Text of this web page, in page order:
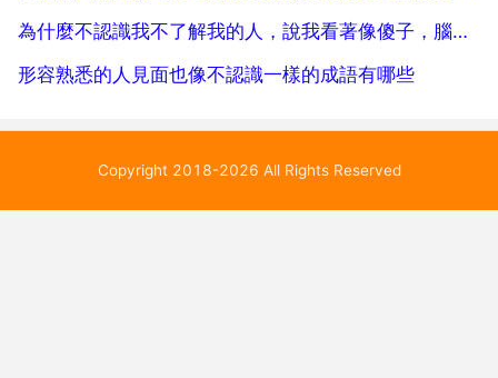
為什麼不認識我不了解我的人，說我看著像傻子，腦子不好使
形容熟悉的人見面也像不認識一樣的成語有哪些
Copyright 2018-2026 All Rights Reserved